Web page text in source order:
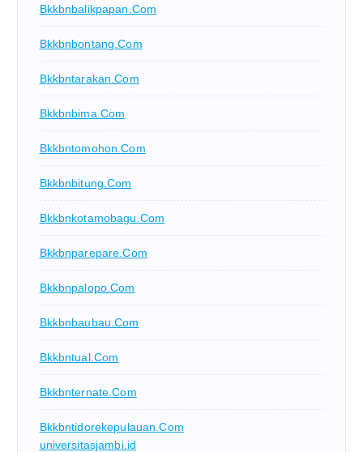
Bkkbnbalikpapan.com
Bkkbnbontang.com
Bkkbntarakan.com
Bkkbnbima.com
Bkkbntomohon.com
Bkkbnbitung.com
Bkkbnkotamobagu.com
Bkkbnparepare.com
Bkkbnpalopo.com
Bkkbnbaubau.com
Bkkbntual.com
Bkkbnternate.com
Bkkbntidorekepulauan.com
universitasjambi.id